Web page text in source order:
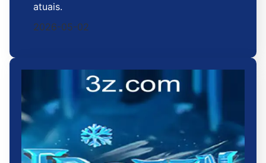
atuais.
2026-05-02